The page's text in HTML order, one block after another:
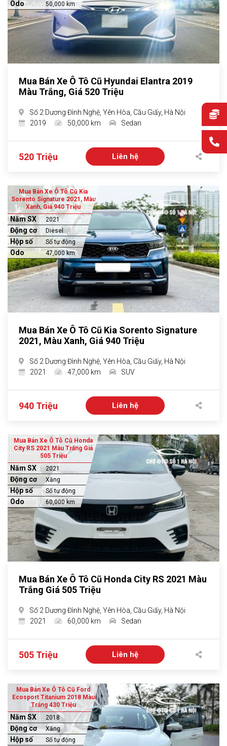
Odo 50,000 km
Mua Bán Xe Ô Tô Cũ Hyundai Elantra 2019
Màu Trắng, Giá 520 Triệu
Số 2 Dương Đình Nghệ, Yên Hòa, Cầu Giấy, Hà Nội
2019
50,000 km Sedan
520 Triệu Liên hệ
Mua Bán Xe Ô Tô Cũ Kia
Sorento Signature 2021, Màu
Xanh, Giá 940 Triệu
Năm SX 2021
Động cơ Diesel
Hộp số Số tự động
Odo 47,000 km
Mua Bán Xe Ô Tô Cũ Kia Sorento Signature
2021, Màu Xanh, Giá 940 Triệu
Số 2 Dương Đình Nghệ, Yên Hòa, Cầu Giấy, Hà Nội
2021
47,000 km SUV
940 Triệu Liên hệ
Mua Bán Xe Ô Tô Cũ Honda
City RS 2021 Màu Trắng Giá
505 Triệu
Năm SX 2021
Động cơ Xăng
Hộp số Số tự động
Odo 60,000 km
Mua Bán Xe Ô Tô Cũ Honda City RS 2021 Màu
Trắng Giá 505 Triệu
Số 2 Dương Đình Nghệ, Yên Hòa, Cầu Giấy, Hà Nội
2021
60,000 km Sedan
505 Triệu Liên hệ
Mua Bán Xe Ô Tô Cũ Ford
Ecosport Titanium 2018 Màu
Trắng 430 Triệu
Năm SX 2018
Động cơ Xăng
Hộp số Số tự động